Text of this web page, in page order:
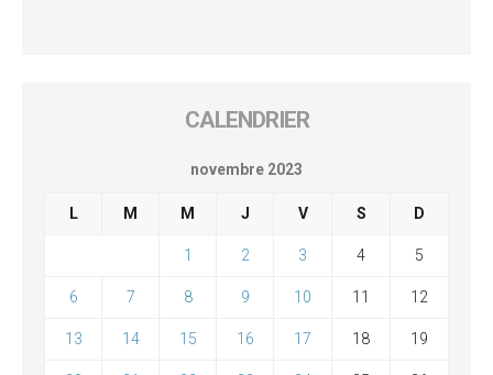
CALENDRIER
novembre 2023
L M M J V S D
1 2 3 4 5
6 7 8 9 10 11 12
13 14 15 16 17 18 19